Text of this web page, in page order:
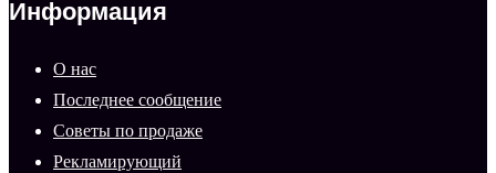
Информация
О нас
Последнее сообщение
Советы по продаже
Рекламирующий